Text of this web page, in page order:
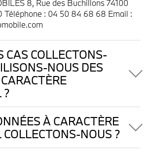
8, Rue des Buchillons 74100
Téléphone : 04 50 84 68 68 Email :
CAS COLLECTONS-
NOUS DES
?
À CARACTÈRE
COLLECTONS-NOUS ?